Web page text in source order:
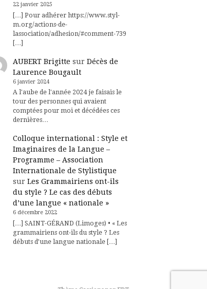
22 janvier 2025
[…] Pour adhérer https://www.styl-
m.org/actions-de-
lassociation/adhesion/#comment-739
[…]
AUBERT Brigitte sur Décès de
Laurence Bougault
6 janvier 2024
A l'aube de l'année 2024 je faisais le
tour des personnes qui avaient
comptées pour moi et décédées ces
dernières…
Colloque international : Style et
Imaginaires de la Langue –
Programme – Association
Internationale de Stylistique
sur Les Grammairiens ont-ils
du style ? Le cas des débuts
d’une langue « nationale »
6 décembre 2022
[…] SAINT-GÉRAND (Limoges) • « Les
grammairiens ont-ils du style ? Les
débuts d’une langue nationale […]